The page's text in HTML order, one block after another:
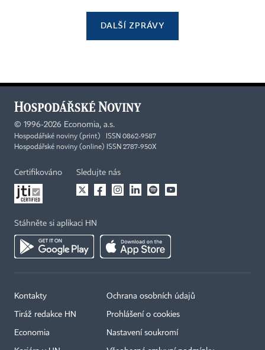
DALŠÍ ZPRÁVY
© 1996-2026 Economia, a.s.
Hospodářské noviny (print) ISSN 0862-9587
Hospodářské noviny (online) ISSN 2787-950X
Certifikováno Sledujte nás
Stáhněte si aplikaci HN
Kontakty
Tiráž redakce HN
Economia
Ochrana osobních údajů
Prohlášení o cookies
Nastavení soukromí